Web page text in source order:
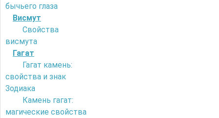
бычьего глаза
Висмут
Свойства
висмута
Гагат
Гагат камень:
свойства и знак
Зодиака
Камень гагат:
магические свойства